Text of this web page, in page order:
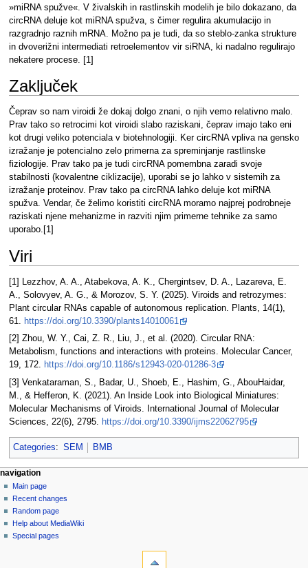
»miRNA spužve«. V živalskih in rastlinskih modelih je bilo dokazano, da
circRNA deluje kot miRNA spužva, s čimer regulira akumulacijo in
razgradnjo raznih mRNA. Možno pa je tudi, da so steblo-zanka strukture
in dvoverižni intermediati retroelementov vir siRNA, ki nadalno regulirajo
nekatere procese. [1]
Zaključek
Čeprav so nam viroidi že dokaj dolgo znani, o njih vemo relativno malo.
Prav tako so retrocimi kot viroidi slabo raziskani, čeprav imajo tako eni
kot drugi veliko potenciala v biotehnologiji. Ker circRNA vpliva na gensko
izražanje je potencialno zelo primerna za spreminjanje rastlinske
fiziologije. Prav tako pa je tudi circRNA pomembna zaradi svoje
stabilnosti (kovalentne ciklizacije), uporabi se jo lahko v sistemih za
izražanje proteinov. Prav tako pa circRNA lahko deluje kot miRNA
spužva. Vendar, če želimo koristiti circRNA moramo najprej podrobneje
raziskati njene mehanizme in razviti njim primerne tehnike za samo
uporabo.[1]
Viri
[1] Lezzhov, A. A., Atabekova, A. K., Chergintsev, D. A., Lazareva, E.
A., Solovyev, A. G., & Morozov, S. Y. (2025). Viroids and retrozymes:
Plant circular RNAs capable of autonomous replication. Plants, 14(1),
61. https://doi.org/10.3390/plants14010061
[2] Zhou, W. Y., Cai, Z. R., Liu, J., et al. (2020). Circular RNA:
Metabolism, functions and interactions with proteins. Molecular Cancer,
19, 172. https://doi.org/10.1186/s12943-020-01286-3
[3] Venkataraman, S., Badar, U., Shoeb, E., Hashim, G., AbouHaidar,
M., & Hefferon, K. (2021). An Inside Look into Biological Miniatures:
Molecular Mechanisms of Viroids. International Journal of Molecular
Sciences, 22(6), 2795.
https://doi.org/10.3390/ijms22062795
Categories: SEM BMB
N
a
v
g
page actions
page
discussion
read
view
source
personal tools
log
in
navigation
Main page
Recent changes
Random page
Help about MediaWiki
Special pages